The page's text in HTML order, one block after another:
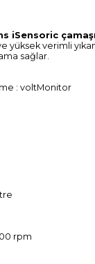
iSensoric
yüksek verimli
sağlar.
: voltMonitor
rpm